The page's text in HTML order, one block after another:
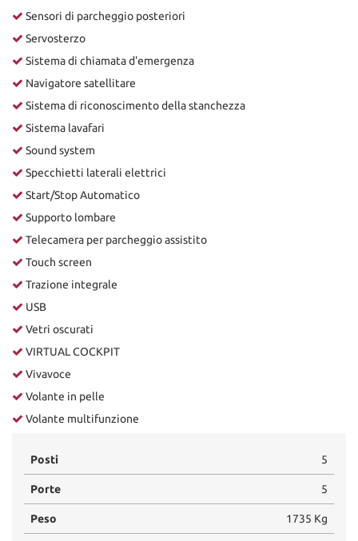
Sensori di parcheggio posteriori
Servosterzo
Sistema di chiamata d'emergenza
Navigatore satellitare
Sistema di riconoscimento della stanchezza
Sistema lavafari
Sound system
Specchietti laterali elettrici
Start/Stop Automatico
Supporto lombare
Telecamera per parcheggio assistito
Touch screen
Trazione integrale
USB
Vetri oscurati
VIRTUAL COCKPIT
Vivavoce
Volante in pelle
Volante multifunzione
Posti 5
Porte 5
Peso 1735 Kg